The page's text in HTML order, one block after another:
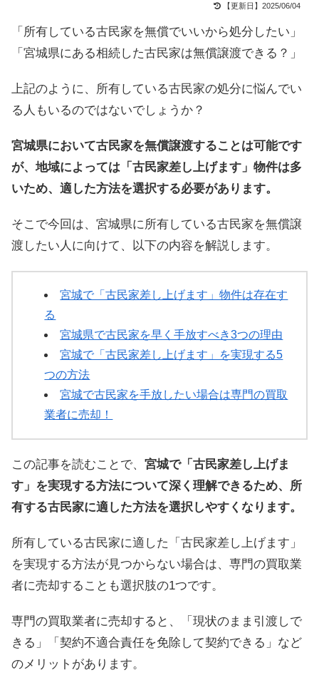
【更新日】2025/06/04
「所有している古民家を無償でいいから処分したい」
「宮城県にある相続した古民家は無償譲渡できる？」
上記のように、所有している古民家の処分に悩んでい
る人もいるのではないでしょうか？
宮城県において古民家を無償譲渡することは可能です
が、地域によっては「古民家差し上げます」物件は多
いため、適した方法を選択する必要があります。
そこで今回は、宮城県に所有している古民家を無償譲
渡したい人に向けて、以下の内容を解説します。
宮城で「古民家差し上げます」物件は存在す
る
宮城県で古民家を早く手放すべき3つの理由
宮城で「古民家差し上げます」を実現する5
つの方法
宮城で古民家を手放したい場合は専門の買取
業者に売却！
この記事を読むことで、 宮城で「古民家差し上げま
す」を実現する方法について深く理解できるため、所
有する古民家に適した方法を選択しやすくなります。
所有している古民家に適した「古民家差し上げます」
を実現する方法が見つからない場合は、専門の買取業
者に売却することも選択肢の1つです。
専門の買取業者に売却すると、「現状のまま引渡しで
きる」「契約不適合責任を免除して契約できる」など
のメリットがあります。